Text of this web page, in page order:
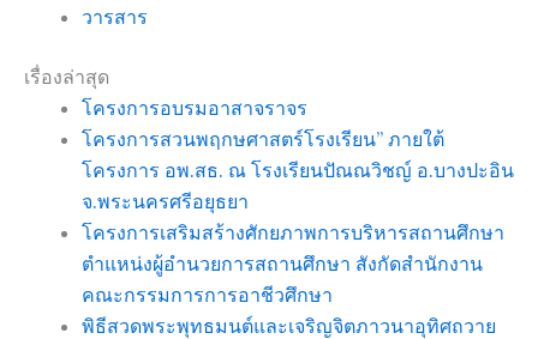
วารสาร
เรื่องล่าสุด
โครงการอบรมอาสาจราจร
โครงการสวนพฤกษศาสตร์โรงเรียน” ภายใต้
โครงการ อพ.สธ. ณ โรงเรียนปัณณวิชญ์ อ.บางปะอิน
จ.พระนครศรีอยุธยา
โครงการเสริมสร้างศักยภาพการบริหารสถานศึกษา
ตำแหน่งผู้อำนวยการสถานศึกษา สังกัดสำนักงาน
คณะกรรมการการอาชีวศึกษา
พิธีสวดพระพุทธมนต์และเจริญจิตภาวนาอุทิศถวาย